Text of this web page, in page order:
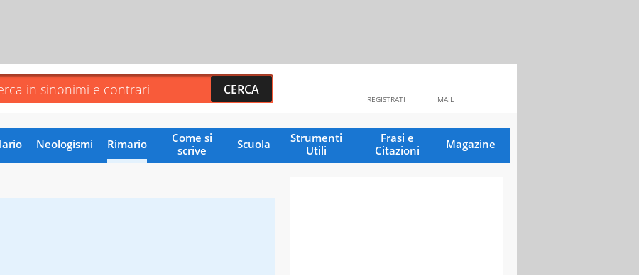
MAIL
REGISTRATI
Neologismi Rimario
Come si
scrive
Scuola
Strumenti
Utili
Frasi e
Citazioni
Magazine